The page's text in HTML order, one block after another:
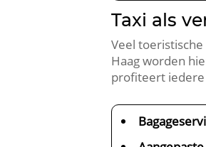
Taxi als
Veel
Haag worden
profiteert